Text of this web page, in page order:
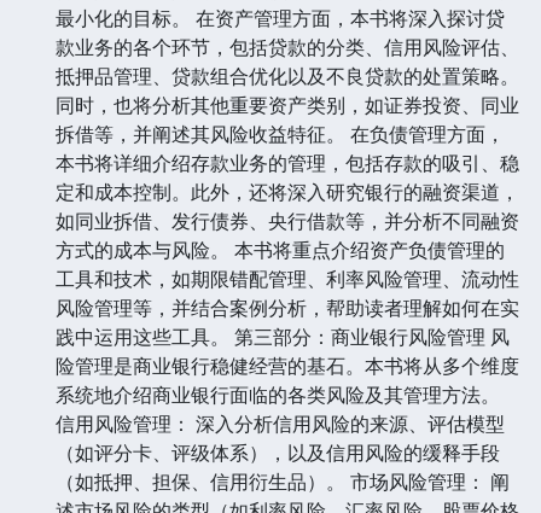
最小化的目标。 在资产管理方面，本书将深入探讨贷
款业务的各个环节，包括贷款的分类、信用风险评估、
抵押品管理、贷款组合优化以及不良贷款的处置策略。
同时，也将分析其他重要资产类别，如证券投资、同业
拆借等，并阐述其风险收益特征。 在负债管理方面，
本书将详细介绍存款业务的管理，包括存款的吸引、稳
定和成本控制。此外，还将深入研究银行的融资渠道，
如同业拆借、发行债券、央行借款等，并分析不同融资
方式的成本与风险。 本书将重点介绍资产负债管理的
工具和技术，如期限错配管理、利率风险管理、流动性
风险管理等，并结合案例分析，帮助读者理解如何在实
践中运用这些工具。 第三部分：商业银行风险管理 风
险管理是商业银行稳健经营的基石。本书将从多个维度
系统地介绍商业银行面临的各类风险及其管理方法。
信用风险管理： 深入分析信用风险的来源、评估模型
（如评分卡、评级体系），以及信用风险的缓释手段
（如抵押、担保、信用衍生品）。 市场风险管理： 阐